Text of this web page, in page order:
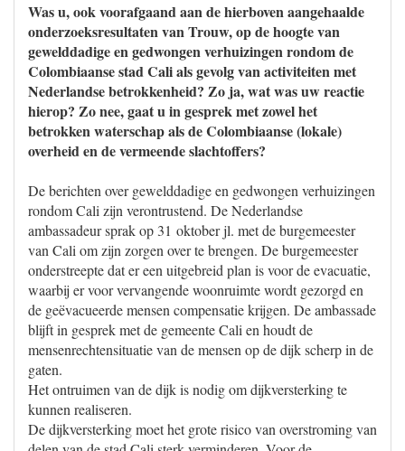
Was u, ook voorafgaand aan de hierboven aangehaalde
onderzoeksresultaten van Trouw, op de hoogte van
gewelddadige en gedwongen verhuizingen rondom de
Colombiaanse stad Cali als gevolg van activiteiten met
Nederlandse betrokkenheid? Zo ja, wat was uw reactie
hierop? Zo nee, gaat u in gesprek met zowel het
betrokken waterschap als de Colombiaanse (lokale)
overheid en de vermeende slachtoffers?
De berichten over gewelddadige en gedwongen verhuizingen
rondom Cali zijn verontrustend. De Nederlandse
ambassadeur sprak op 31 oktober jl. met de burgemeester
van Cali om zijn zorgen over te brengen. De burgemeester
onderstreepte dat er een uitgebreid plan is voor de evacuatie,
waarbij er voor vervangende woonruimte wordt gezorgd en
de geëvacueerde mensen compensatie krijgen. De ambassade
blijft in gesprek met de gemeente Cali en houdt de
mensenrechtensituatie van de mensen op de dijk scherp in de
gaten.
Het ontruimen van de dijk is nodig om dijkversterking te
kunnen realiseren.
De dijkversterking moet het grote risico van overstroming van